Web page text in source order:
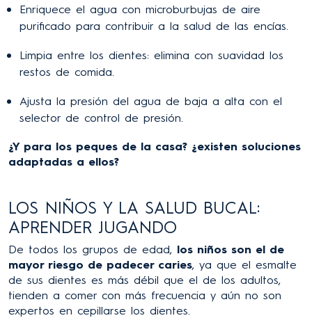
Enriquece el agua con microburbujas de aire
purificado para contribuir a la salud de las encías.
Limpia entre los dientes: elimina con suavidad los
restos de comida.
Ajusta la presión del agua de baja a alta con el
selector de control de presión.
¿Y para los peques de la casa? ¿existen soluciones
adaptadas a ellos?
LOS NIÑOS Y LA SALUD BUCAL:
APRENDER JUGANDO
De todos los grupos de edad, los niños son el de
mayor riesgo de padecer caries, ya que el esmalte
de sus dientes es más débil que el de los adultos,
tienden a comer con más frecuencia y aún no son
expertos en cepillarse los dientes.